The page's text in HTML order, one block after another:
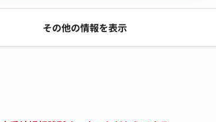
その他の情報を表示